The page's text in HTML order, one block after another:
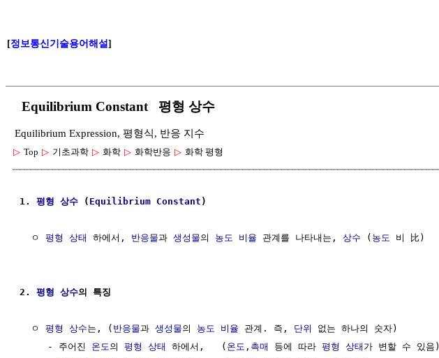
[정보통신기술용어해설]
Equilibrium Constant 평형 상수
Equilibrium Expression, 평형식, 반응 지수
▷ Top ▷ 기초과학 ▷ 화학 ▷ 화학반응 ▷ 화학 평형
1. 평형 상수 ( Equilibrium Constant )
  ㅇ
평형 상태 하에서, 반응물과 생성물의 농도 비율 관계를 나타내는, 상수 ( 농도 비 比)
2. 평형 상수의 특징
  ㅇ
평형 상수는, ( 반응물과 생성물의 농도 비율 관계. 즉, 단위
없는 하나의 숫자)
     - 주어진
온도 의 평형 상태 하에서,   ( 온도 , 촉매 등에 따라 평형 상태 가 변할 수 있음)